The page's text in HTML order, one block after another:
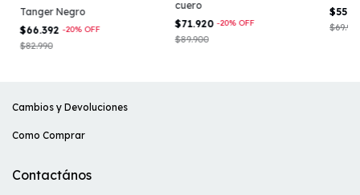
Tanger Negro
$66.392-20% OFF
$82.990
cuero
$71.920-20% OFF
$89.900
Cambios y Devoluciones
Como Comprar
Contactános